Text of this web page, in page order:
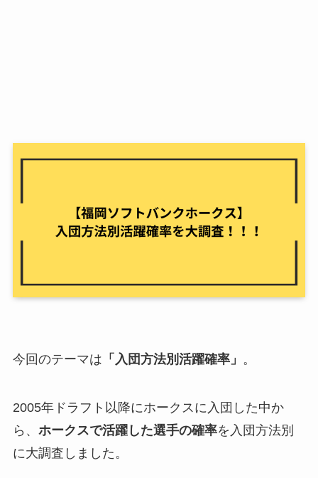
今回のテーマは 「入団方法別活躍確率」 。
2005年ドラフト以降にホークスに入団した中か
ら、 ホークスで活躍した選手の確率を入団方法別
に大調査しました。